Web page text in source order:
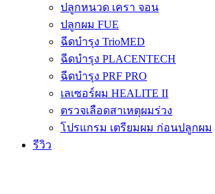
ปลูกหนวด เครา จอน
ปลูกผม FUE
ฉีดบำรุง TrioMED
ฉีดบำรุง PLACENTECH
ฉีดบำรุง PRF PRO
เลเซอร์ผม HEALITE II
ตรวจเลือดสาเหตุผมร่วง
โปรแกรม เตรียมผม ก่อนปลูกผม
รีวิว